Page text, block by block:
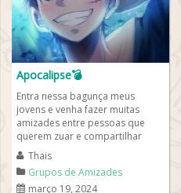
Apocalipse💣
Entra nessa bagunça meus
jovens e venha fazer muitas
amizades entre pessoas que
querem zuar e compartilhar
figurinhas sobre o Apocalipse.
Quer saber como...
Thais
Grupos de Amizades
março 19, 2024